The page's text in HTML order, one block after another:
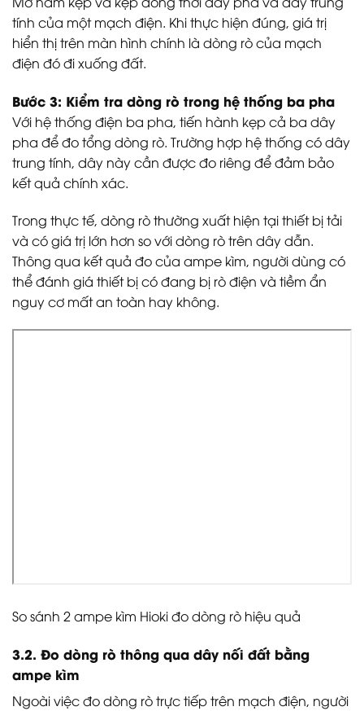
tính của một mạch điện. Khi thực hiện đúng, giá trị
hiển thị trên màn hình chính là dòng rò của mạch
điện đó đi xuống đất.
Bước 3: Kiểm tra dòng rò trong hệ thống ba pha
Với hệ thống điện ba pha, tiến hành kẹp cả ba dây
pha để đo tổng dòng rò. Trường hợp hệ thống có dây
trung tính, dây này cần được đo riêng để đảm bảo
kết quả chính xác.
Trong thực tế, dòng rò thường xuất hiện tại thiết bị tải
và có giá trị lớn hơn so với dòng rò trên dây dẫn.
Thông qua kết quả đo của ampe kìm, người dùng có
thể đánh giá thiết bị có đang bị rò điện và tiềm ẩn
nguy cơ mất an toàn hay không.
So sánh 2 ampe kìm Hioki đo dòng rò hiệu quả
3.2. Đo dòng rò thông qua dây nối đất bằng
ampe kìm
Ngoài việc đo dòng rò trực tiếp trên mạch điện, người